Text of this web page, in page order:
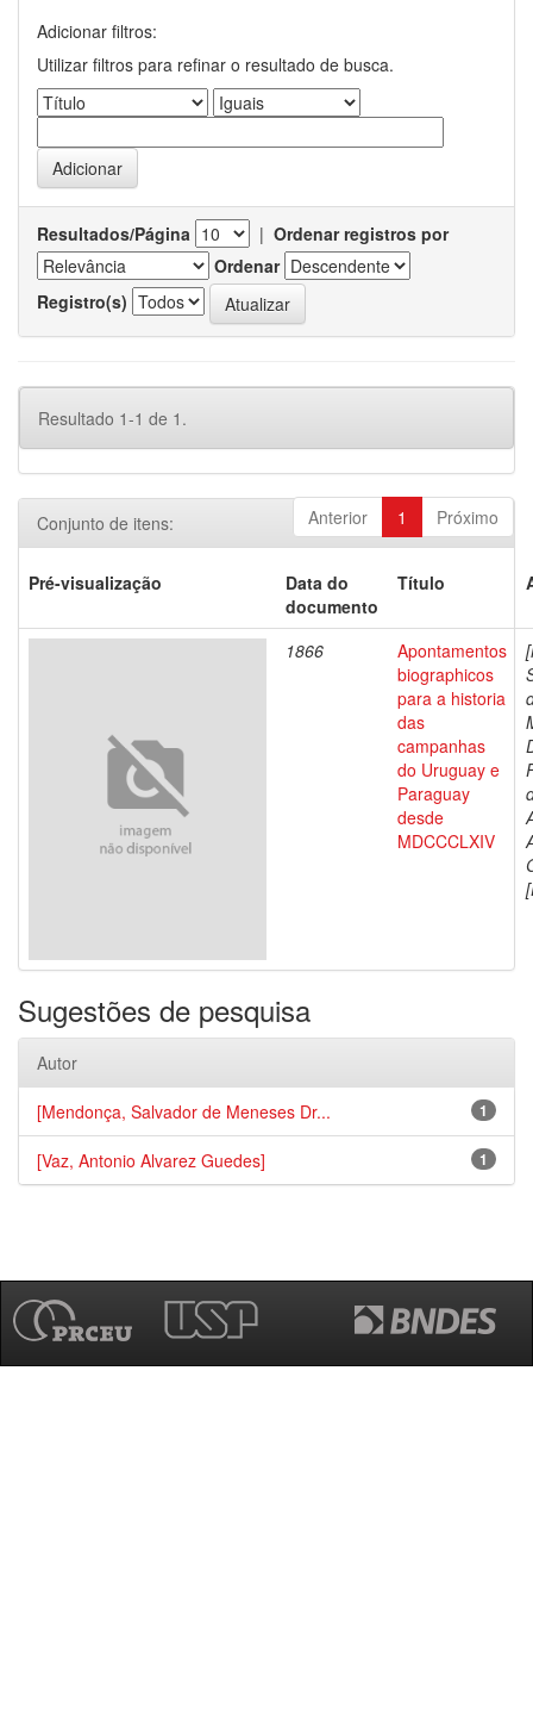
Adicionar filtros:
Utilizar filtros para refinar o resultado de busca.
Resultados/Página | Ordenar registros por
Ordenar
Registro(s)
Resultado 1-1 de 1.
Anterior 1 Próximo
Conjunto de itens:
Pré-visualização
Data do
documento
Título
1866
Apontamentos
biographicos
para a historia
das
campanhas
do Uruguay e
Paraguay
desde
MDCCCLXIV
Sugestões de pesquisa
Autor
1
[Mendonça, Salvador de Meneses Dr...
1
[Vaz, Antonio Alvarez Guedes]